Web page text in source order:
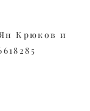
Крюков и